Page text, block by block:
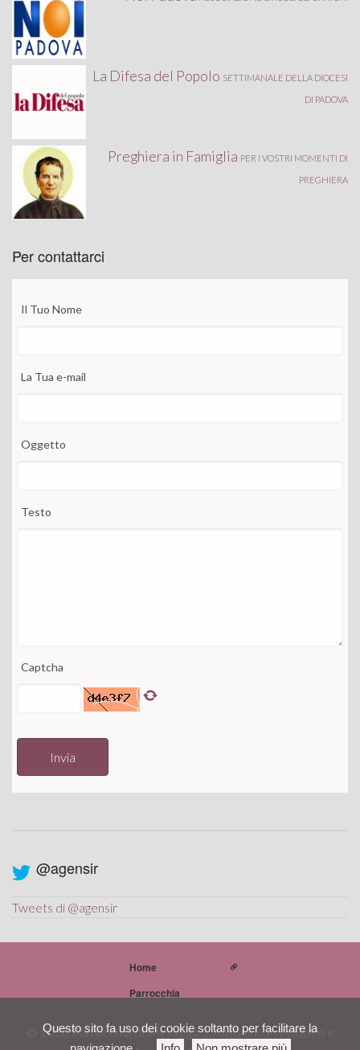
Questo sito fa uso dei cookie soltanto per facilitare la
La Difesa del Popolo SETTIMANALE DELLA DIOCESI
DI PADOVA
Preghiera in Famiglia PER I VOSTRI MOMENTI DI
PREGHIERA
Per contattarci
Il Tuo Nome
La Tua e-mail
Oggetto
Testo
Captcha
Invia
@agensir
Tweets di @agensir
Home
Parrocchia
© 2026 Parrocchia di Mejaniga S. Antonino Presbitero e